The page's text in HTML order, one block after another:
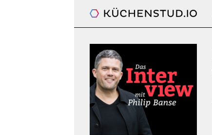
Das Interview. Mit Philip Banse